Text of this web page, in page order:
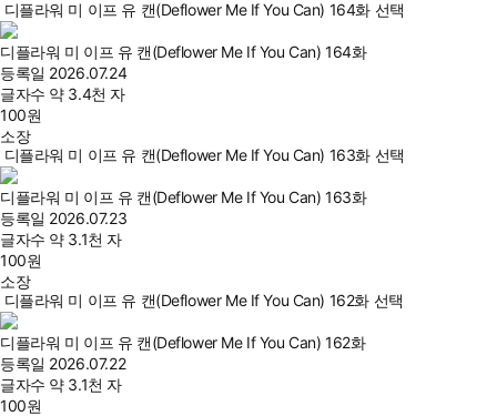
디플라워 미 이프 유 캔(Deflower Me If You Can) 164화 선택
디플라워 미 이프 유 캔(Deflower Me If You Can) 164화
등록일 2026.07.24
글자수 약 3.4천 자
100원
소장
디플라워 미 이프 유 캔(Deflower Me If You Can) 163화 선택
디플라워 미 이프 유 캔(Deflower Me If You Can) 163화
등록일 2026.07.23
글자수 약 3.1천 자
100원
소장
디플라워 미 이프 유 캔(Deflower Me If You Can) 162화 선택
디플라워 미 이프 유 캔(Deflower Me If You Can) 162화
등록일 2026.07.22
글자수 약 3.1천 자
100원